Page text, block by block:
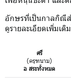
อักษรที่เป็นกาลกิณี
ดูรายละเอียดเพิ่มเติ
ศรี
(ครุฑนาม)
อ สระทั้งหมด